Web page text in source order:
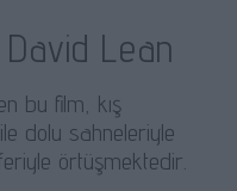
Lean
bu film, kış
dolu sahneleriyle
örtüşmektedir.